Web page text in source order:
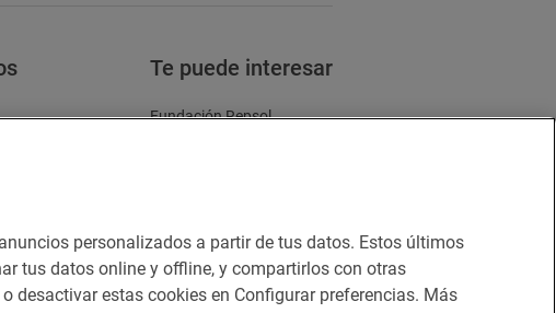
Te puede interesar
Fundación Repsol
de cookies
personalizados a partir de tus datos. Estos últimos
tus datos online y offline, y compartirlos con otras
desactivar estas cookies en Configurar preferencias. Más